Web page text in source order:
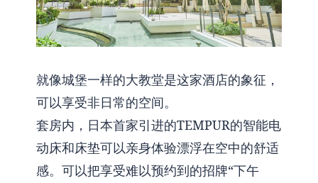
就像城堡一样的大教堂是这家酒店的象征，
可以享受非日常的空间。
套房内，日本首家引进的TEMPUR的智能电
动床和床垫可以亲身体验漂浮在空中的舒适
感。可以把享受难以预约到的招牌“下午